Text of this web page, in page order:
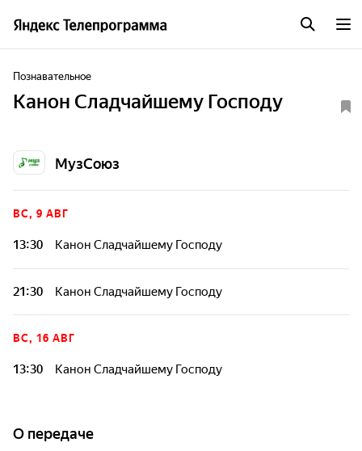
Познавательное
Канон Сладчайшему Господу
МузСоюз
ВС, 9 АВГ
13:30 Канон Сладчайшему Господу
21:30 Канон Сладчайшему Господу
ВС, 16 АВГ
13:30 Канон Сладчайшему Господу
О передаче